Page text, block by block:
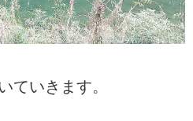
ていきます。